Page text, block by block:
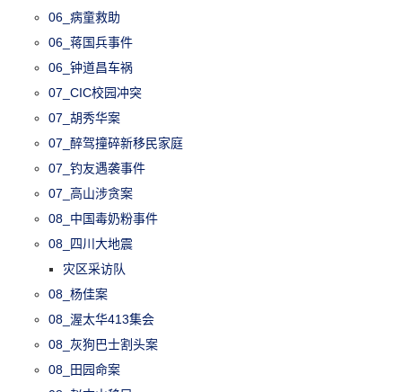
06_病童救助
06_蒋国兵事件
06_钟道昌车祸
07_CIC校园冲突
07_胡秀华案
07_醉驾撞碎新移民家庭
07_钓友遇袭事件
07_高山涉贪案
08_中国毒奶粉事件
08_四川大地震
灾区采访队
08_杨佳案
08_渥太华413集会
08_灰狗巴士割头案
08_田园命案